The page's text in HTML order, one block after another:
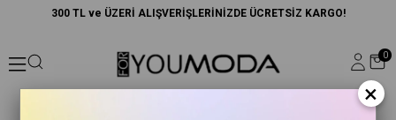
300 TL ve ÜZERİ ALIŞVERİŞLERİNİZDE ÜCRETSİZ KARGO!
0
×